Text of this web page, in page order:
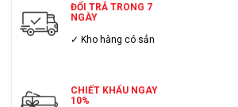
dòng chảy ngược, đảm bảo hiệu quả
thống cấp thoát nước và công nghiệp.
ĐỔI TRẢ TRONG 7
NGÀY
✓ Kho hàng có sẳn
CHIẾT KHẤU NGAY
10%